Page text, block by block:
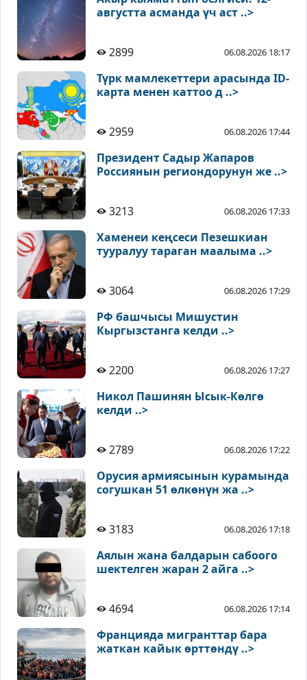
августта асманда үч аст ..>
2899 06.08.2026 18:17
Түрк мамлекеттери арасында ID-
карта менен каттоо д ..>
2959 06.08.2026 17:44
Президент Садыр Жапаров
Россиянын региондорунун же ..>
3213 06.08.2026 17:33
Хаменеи кеңсеси Пезешкиан
тууралуу тараган маалыма ..>
3064 06.08.2026 17:29
РФ башчысы Мишустин
Кыргызстанга келди ..>
2200 06.08.2026 17:27
Никол Пашинян Ысык-Көлгө
келди ..>
2789 06.08.2026 17:22
Орусия армиясынын курамында
согушкан 51 өлкөнүн жа ..>
3183 06.08.2026 17:18
Аялын жана балдарын сабоого
шектелген жаран 2 айга ..>
4694 06.08.2026 17:14
Францияда мигранттар бара
жаткан кайык өрттөндү ..>